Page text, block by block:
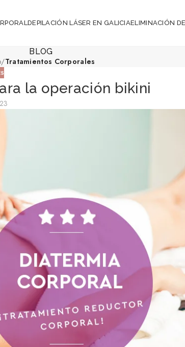
DEPILACIÓN LÁSER EN GALICIAELIMINACIÓN
BLOG
/Tratamientos Corporales
la operación bikini